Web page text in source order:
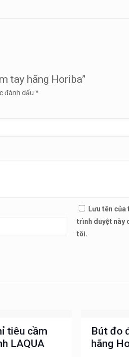
tay hãng Horiba”
đánh dấu *
Lưu tên
trình duyệt này
tôi.
tiêu cầm
LAQUA
Bút đo
hãng